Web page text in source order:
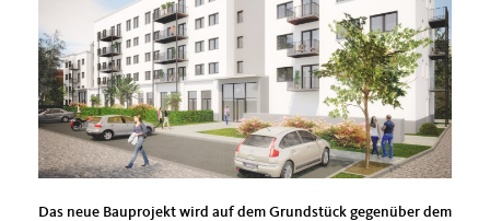
Das neue Bauprojekt wird auf dem Grundstück gegenüber dem